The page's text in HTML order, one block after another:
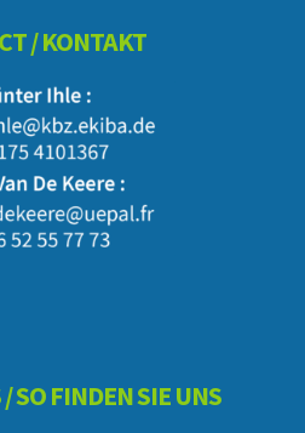
/ KONTAKT
/ SO FINDEN SIE UNS